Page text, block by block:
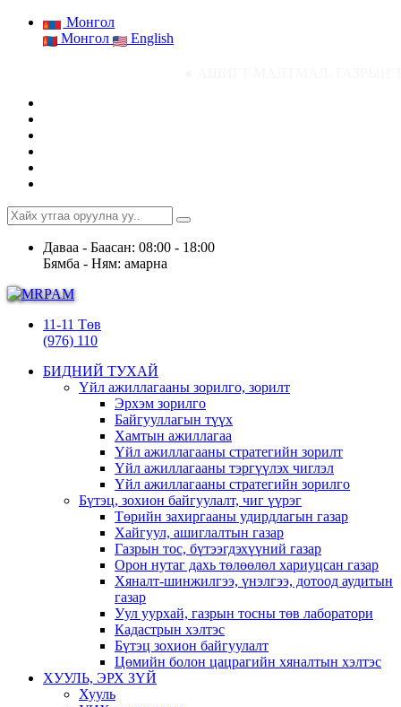
Монгол
Монгол
English
Даваа - Баасан: 08:00 - 18:00
Бямба - Ням: амарна
11-11 Төв
(976) 110
БИДНИЙ ТУХАЙ
Үйл ажиллагааны зорилго, зорилт
Эрхэм зорилго
Байгууллагын түүх
Хамтын ажиллагаа
Үйл ажиллагааны стратегийн зорилт
Үйл ажиллагааны тэргүүлэх чиглэл
Үйл ажиллагааны стратегийн зорилго
Бүтэц, зохион байгуулалт, чиг үүрэг
Төрийн захиргааны удирдлагын газар
Хайгуул, ашиглалтын газар
Газрын тос, бүтээгдэхүүний газар
Орон нутаг дахь төлөөлөл хариуцсан газар
Хяналт-шинжилгээ, үнэлгээ, дотоод аудитын
газар
Уул уурхай, газрын тосны төв лаборатори
Кадастрын хэлтэс
Бүтэц зохион байгуулалт
Цөмийн болон цацрагийн хяналтын хэлтэс
ХУУЛЬ, ЭРХ ЗҮЙ
Хууль